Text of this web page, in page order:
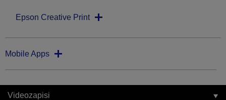
Epson Creative Print
Mobile Apps
Videozapisi